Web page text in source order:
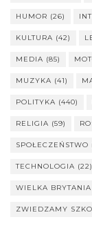
HUMOR (26)
KULTURA (42)
MEDIA (85)
MUZYKA (41)
POLITYKA (440)
RELIGIA (59)
SPOŁECZEŃSTWO
TECHNOLOGIA (22)
WIELKA BRYTANIA
ZWIEDZAMY